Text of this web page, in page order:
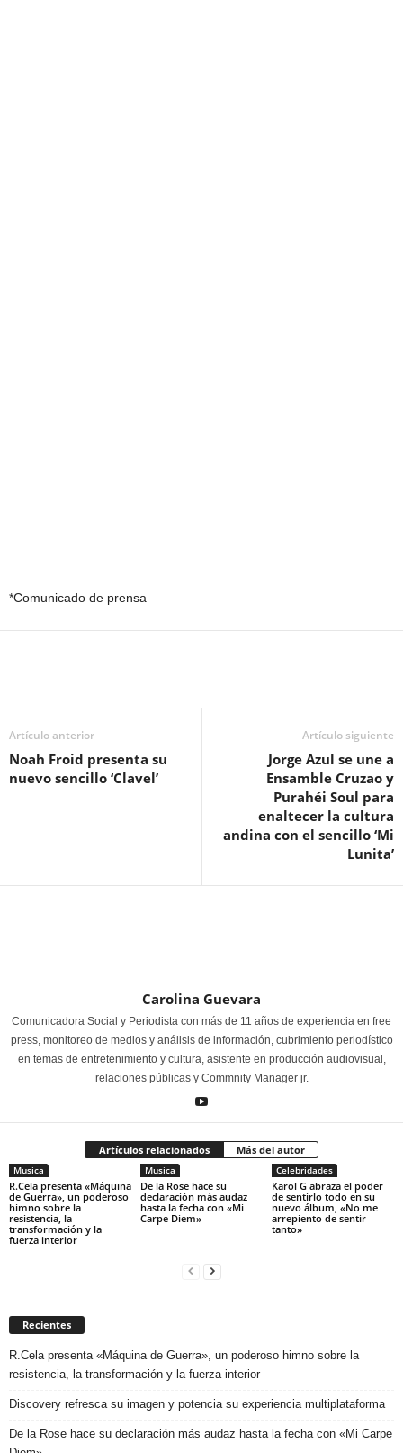
*Comunicado de prensa
Artículo anterior
Noah Froid presenta su
nuevo sencillo ‘Clavel’
Artículo siguiente
Jorge Azul se une a
Ensamble Cruzao y
Purahéi Soul para
enaltecer la cultura
andina con el sencillo ‘Mi
Lunita’
Carolina Guevara
Comunicadora Social y Periodista con más de 11 años de experiencia en free
press, monitoreo de medios y análisis de información, cubrimiento periodístico
en temas de entretenimiento y cultura, asistente en producción audiovisual,
relaciones públicas y Commnity Manager jr.
Artículos relacionados Más del autor
Musica
R.Cela presenta «Máquina
de Guerra», un poderoso
himno sobre la
resistencia, la
transformación y la
fuerza interior
Musica
De la Rose hace su
declaración más audaz
hasta la fecha con «Mi
Carpe Diem»
Celebridades
Karol G abraza el poder
de sentirlo todo en su
nuevo álbum, «No me
arrepiento de sentir
tanto»
Recientes
R.Cela presenta «Máquina de Guerra», un poderoso himno sobre la
resistencia, la transformación y la fuerza interior
Discovery refresca su imagen y potencia su experiencia multiplataforma
De la Rose hace su declaración más audaz hasta la fecha con «Mi Carpe